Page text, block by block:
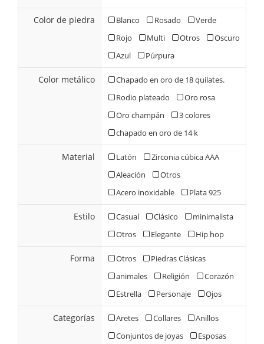
Color de piedra Blanco Rosado
Verde
Rojo
Multi Otros
Oscuro
Azul
Púrpura
Color metálico
Chapado en oro de 18 quilates.
Rodio plateado
Oro rosa
Oro champán
3 colores
chapado en oro de 14 k
Material Latón
Zirconia cúbica AAA
Aleación
Otros
Acero inoxidable
Plata 925
Estilo Casual Clásico
minimalista
Otros
Elegante Hip hop
Forma Otros
Piedras Clásicas
animales
Religión
Corazón
Estrella
Personaje Ojos
Categorías Aretes Collares
Anillos
Conjuntos de joyas
Esposas